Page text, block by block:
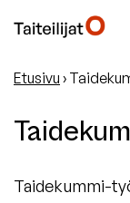
Etusivu ›
Taidekummi-